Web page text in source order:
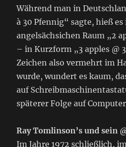
Während man in
à 30 Pfennig“ sagte, hieß es
angelsächsichen Raum „2
– in Kurzform „3 apples @
Zeichen also vermehrt im
wurde, wundert es kaum,
auf
späterer Folge auf
Ray Tomlinson’s und sein
Im Jahre 1972 schließlich,